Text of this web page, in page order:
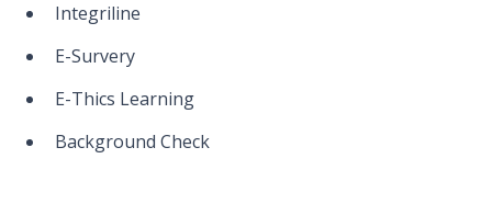
Integriline
E-Survery
E-Thics Learning
Background Check